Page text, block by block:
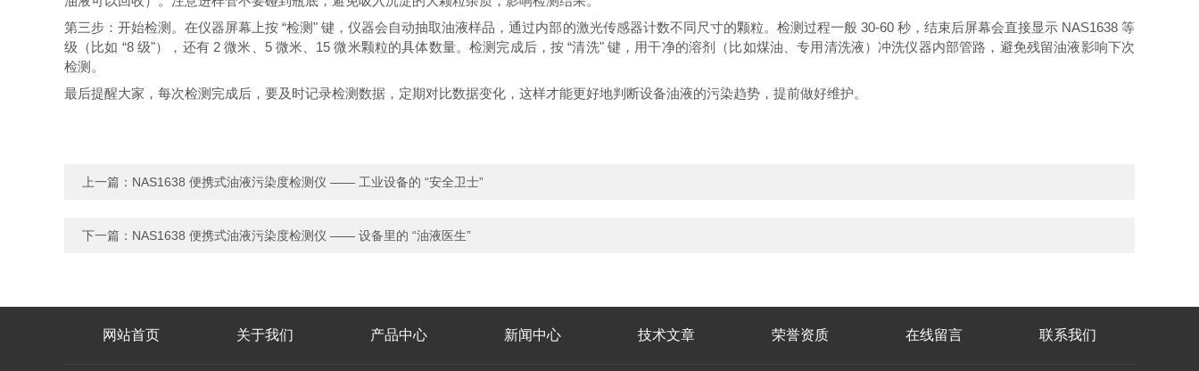
第三步：开始检测。在仪器屏幕上按 “检测" 键，仪器会自动抽取油液样品，通过内部的激光传感器计数不同尺寸的颗粒。检测过程一般 30-60 秒，结束后屏幕会直接显示 NAS1638 等
级（比如 “8 级"），还有 2 微米、5 微米、15 微米颗粒的具体数量。检测完成后，按 “清洗" 键，用干净的溶剂（比如煤油、专用清洗液）冲洗仪器内部管路，避免残留油液影响下次
检测。
最后提醒大家，每次检测完成后，要及时记录检测数据，定期对比数据变化，这样才能更好地判断设备油液的污染趋势，提前做好维护。
上一篇： NAS1638 便携式油液污染度检测仪 —— 工业设备的 “安全卫士”
下一篇： NAS1638 便携式油液污染度检测仪 —— 设备里的 “油液医生”
网站首页 关于我们 产品中心 新闻中心 技术文章 荣誉资质 在线留言 联系我们